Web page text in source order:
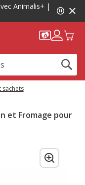
Animalis+ |
sachets
et Fromage pour